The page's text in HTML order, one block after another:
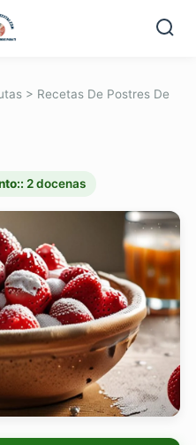
> Recetas De Postres De
2 docenas